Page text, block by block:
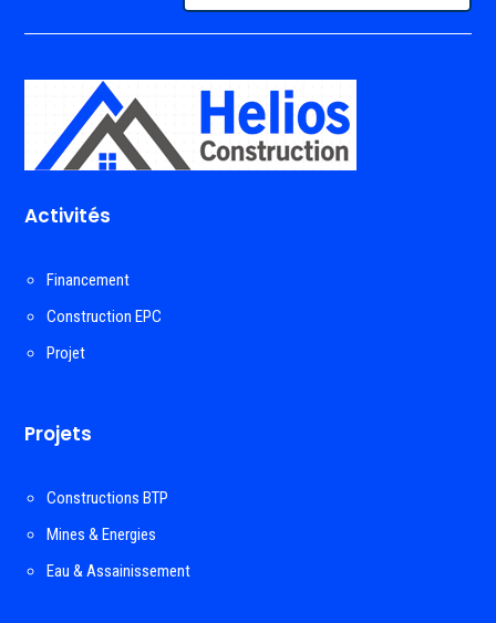
Activités
Financement
Construction EPC
Projet
Projets
Constructions BTP
Mines & Energies
Eau & Assainissement